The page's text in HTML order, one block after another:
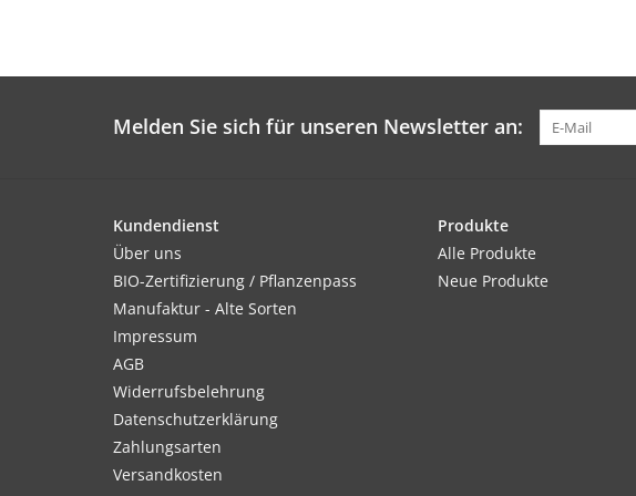
Melden Sie sich für unseren Newsletter an:
Kundendienst
Über uns
BIO-Zertifizierung / Pflanzenpass
Manufaktur - Alte Sorten
Impressum
AGB
Widerrufsbelehrung
Datenschutzerklärung
Zahlungsarten
Versandkosten
Produkte
Alle Produkte
Neue Produkte